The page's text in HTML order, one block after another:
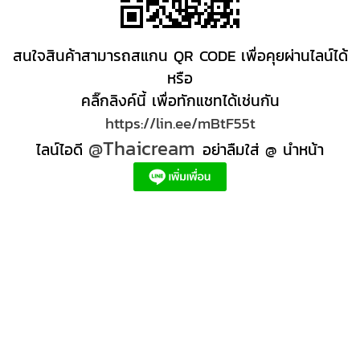
สนใจสินค้าสามารถสแกน QR CODE เพื่อคุยผ่านไลน์ได้
หรือ
คลิ๊กลิงค์นี้ เพื่อทักแชทได้เช่นกัน
https://lin.ee/mBtF55t
ไลน์ไอดี @Thaicream อย่าลืมใส่ @ นำหน้า